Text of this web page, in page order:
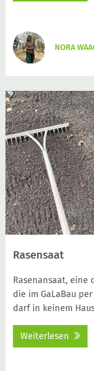
NORA
Rasensaat
Rasenansaat, eine
die im GaLaBau
darf in keinem
Weiterlesen